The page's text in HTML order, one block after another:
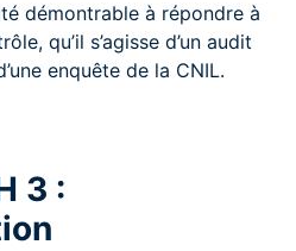
démontrable à répondre à
qu’il s’agisse d’un audit
enquête de la CNIL.
3 :